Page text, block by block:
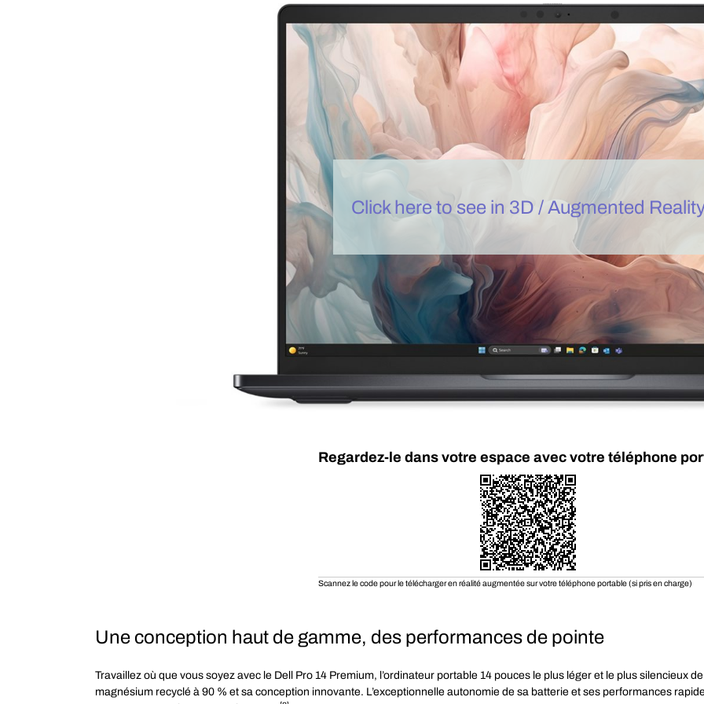
Click here to see in 3D / Augmented
Regardez-le dans votre espace avec votre téléphone
Scannez le code pour le télécharger en réalité augmentée sur votre téléphone portable (si pris en charge)
Une conception haut de gamme, des performances de pointe
Travaillez où que vous soyez avec le Dell Pro 14 Premium, l’ordinateur portable 14 pouces le plus léger et le plus silencieux
magnésium recyclé à 90 % et sa conception innovante. L’exceptionnelle autonomie de sa batterie et ses performances